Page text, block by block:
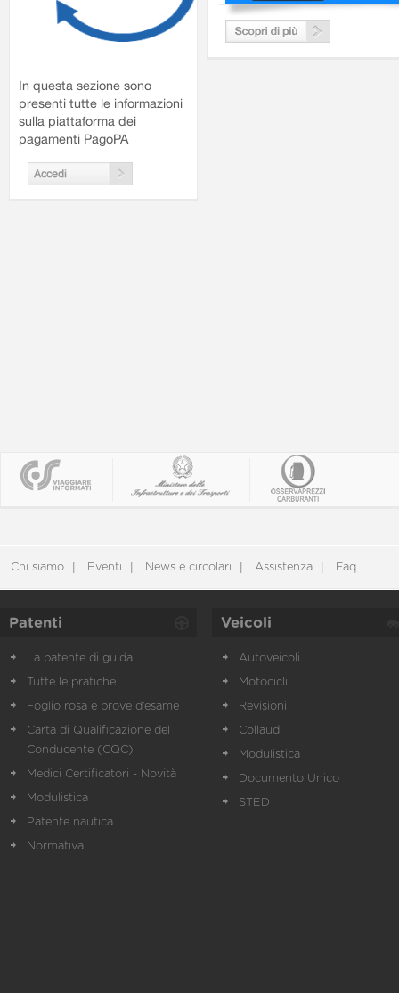
In questa sezione sono
presenti tutte le informazioni
sulla piattaforma dei
pagamenti PagoPA
Chi siamo Eventi News e circolari Assistenza Faq
Patenti
La patente di guida
Tutte le pratiche
Foglio rosa e prove d’esame
Carta di Qualificazione del
Conducente (CQC)
Medici Certificatori - Novità
Modulistica
Patente nautica
Normativa
Veicoli
Autoveicoli
Motocicli
Revisioni
Collaudi
Modulistica
Documento Unico
STED